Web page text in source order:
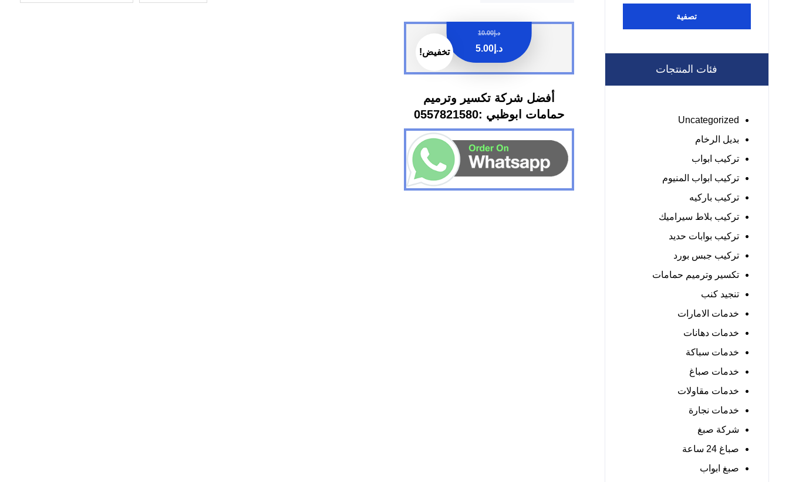
تخفيض!
أفضل شركة تكسير وترميم
حمامات ابوظبي :0557821580
د.إ10.00
د.إ 5.00
تصفية
فئات المنتجات
Uncategorized
بديل الرخام
تركيب ابواب
تركيب ابواب المنيوم
تركيب باركيه
تركيب بلاط سيراميك
تركيب بوابات حديد
تركيب جبس بورد
تكسير وترميم حمامات
تنجيد كنب
خدمات الامارات
خدمات دهانات
خدمات سباكة
خدمات صباغ
خدمات مقاولات
خدمات نجارة
شركة صبغ
صباغ 24 ساعة
صبغ ابواب